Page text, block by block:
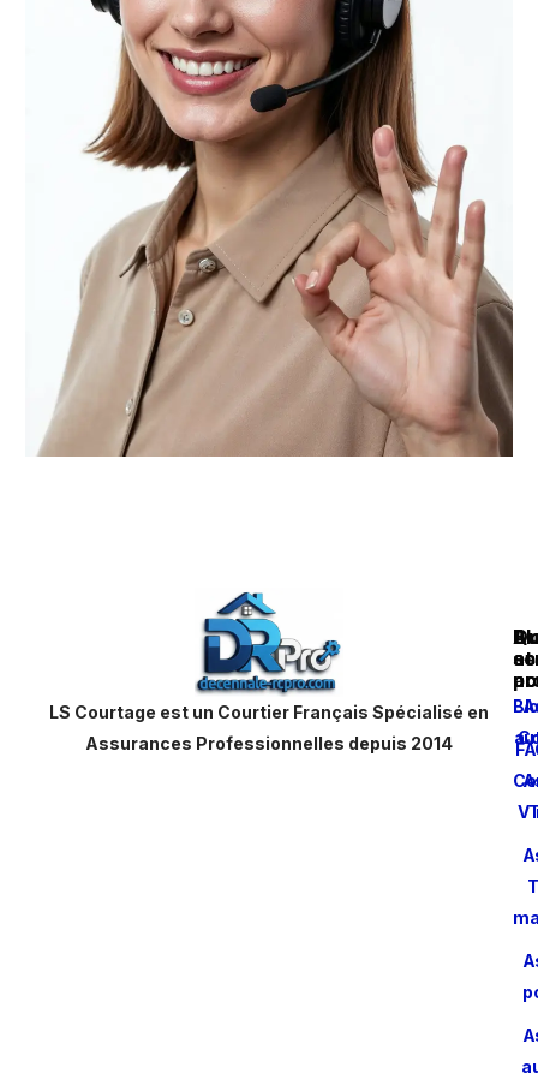
LS Courtage est un Courtier Français Spécialisé en
Assurances Professionnelles depuis 2014
et